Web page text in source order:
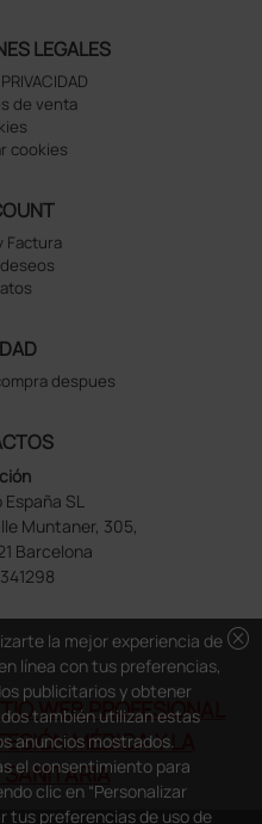
LEGALES
de venta
cookies
Factura
despues
SL
Muntaner, 305,
Barcelona
WEB PROFESIONAL
MÉDICA Y LA
cancel
la mejor experiencia de
línea con tus preferencias,
publicitarios y obtener
también utilizan estas
anuncios mostrados.
el consentimiento para
clic en “Personalizar
tus preferencias de uso de